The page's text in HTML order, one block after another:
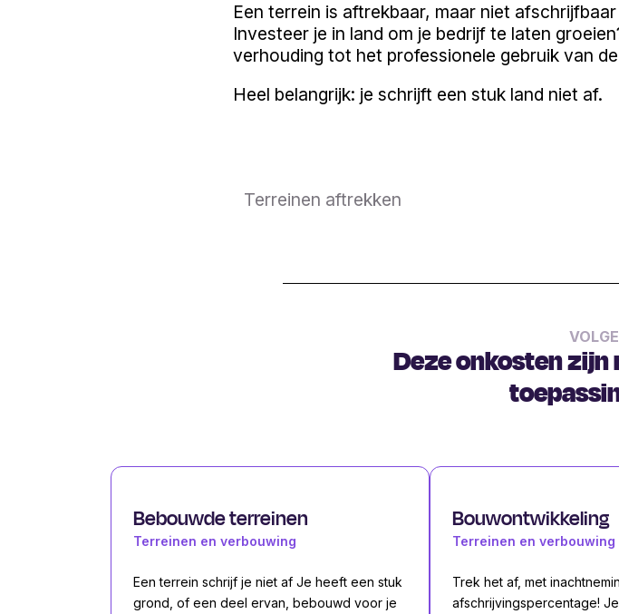
Een terrein is aftrekbaar, maar niet afschrijfbaar
Investeer je in land om je bedrijf te laten
verhouding tot het professionele gebruik van
Heel belangrijk: je schrijft een stuk land niet af.
Terreinen aftrekken
Deze onkosten
Bebouwde terreinen
Terreinen en verbouwing
Een terrein schrijf je niet af Je heeft een stuk
grond, of een deel ervan, bebouwd voor je
Bouwontwikkeling
Terreinen en verbouwing
Trek het af, met
afschrijvingspercentage!